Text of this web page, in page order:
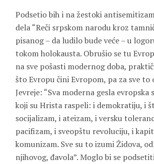
Podsetio bih i na žestoki
dela “Reči srpskom narodu kroz
pisanog – da ludilo bude veće – u
tokom holokausta. Obrušio se tu
na sve pošasti modernog doba,
što Evropu čini Evropom, pa za sve to
Jevreje: “Sva moderna gesla evropska
koji su Hrista raspeli: i demokratiju, i
socijalizam, i ateizam, i versku
pacifizam, i sveopštu revoluciju, i
komunizam. Sve su to izumi Židova,
njihovog, đavola”. Moglo bi se